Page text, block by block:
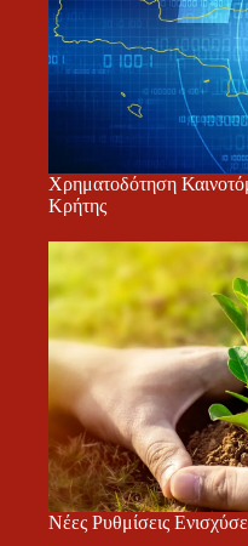
Χρηματοδότηση
Κρήτης
Νέες Ρυθμίσεις